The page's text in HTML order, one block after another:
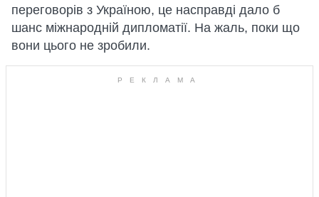
переговорів з Україною, це насправді дало б
шанс міжнародній дипломатії. На жаль, поки що
вони цього не зробили.